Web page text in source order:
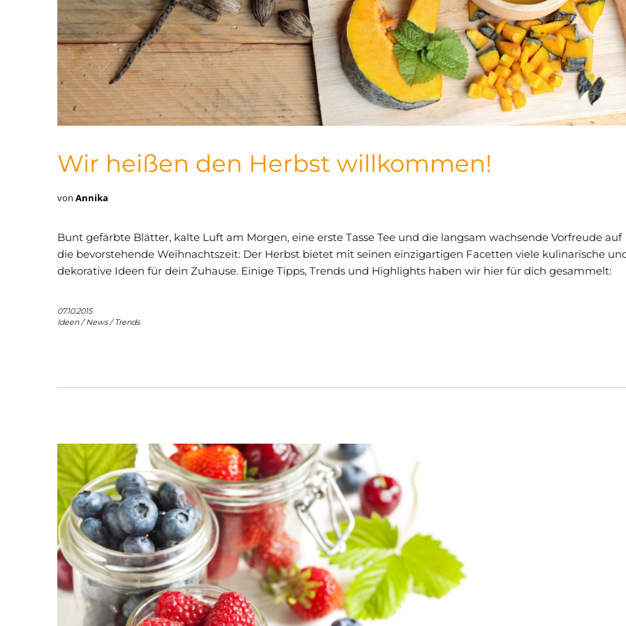
Wir heißen den Herbst willkommen!
von Annika
Bunt gefärbte Blätter, kalte Luft am Morgen, eine erste Tasse Tee und die langsam wachsende Vorfreude auf
die bevorstehende Weihnachtszeit: Der Herbst bietet mit seinen einzigartigen Facetten viele kulinarische
dekorative Ideen für dein Zuhause. Einige Tipps, Trends und Highlights haben wir hier für dich gesammelt:
07.10.2015
Ideen/News/ Trends